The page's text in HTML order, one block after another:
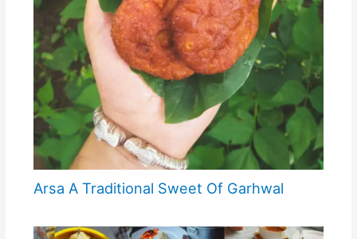
Arsa A Traditional Sweet Of Garhwal